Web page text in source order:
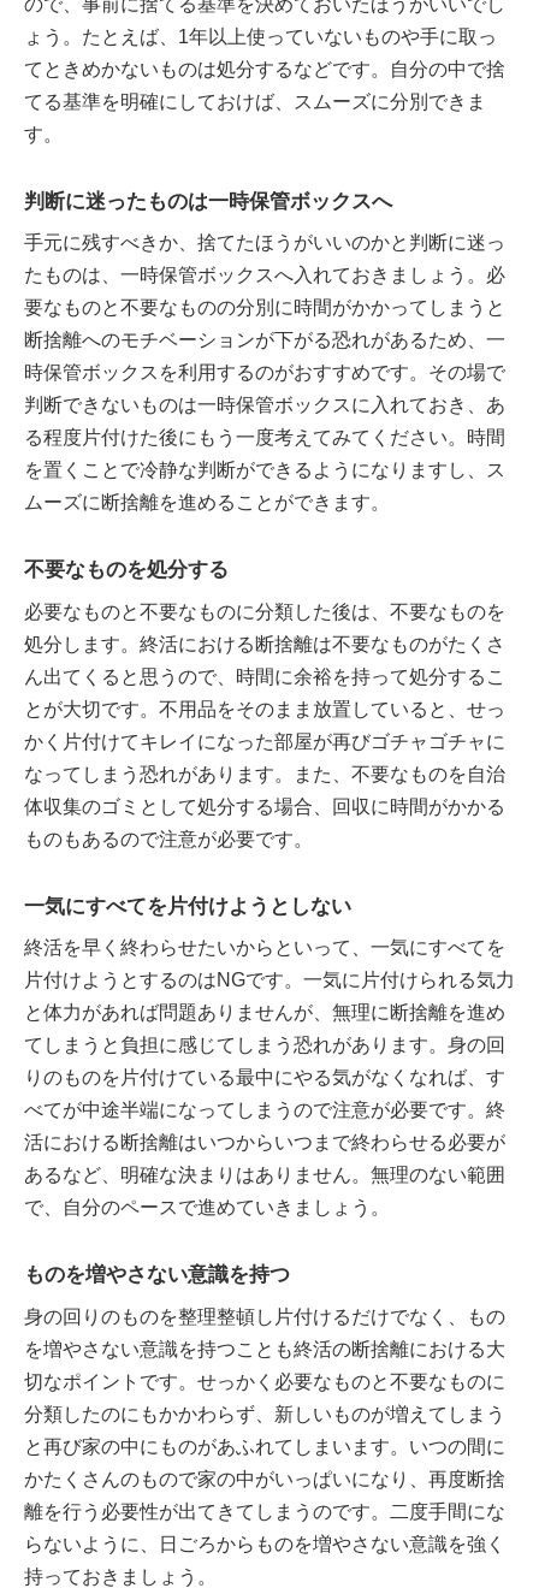
ょう。たとえば、1年以上使っていないものや手に取っ
てときめかないものは処分するなどです。自分の中で捨
てる基準を明確にしておけば、スムーズに分別できま
す。
判断に迷ったものは一時保管ボックスへ
手元に残すべきか、捨てたほうがいいのかと判断に迷っ
たものは、一時保管ボックスへ入れておきましょう。必
要なものと不要なものの分別に時間がかかってしまうと
断捨離へのモチベーションが下がる恐れがあるため、一
時保管ボックスを利用するのがおすすめです。その場で
判断できないものは一時保管ボックスに入れておき、あ
る程度片付けた後にもう一度考えてみてください。時間
を置くことで冷静な判断ができるようになりますし、ス
ムーズに断捨離を進めることができます。
不要なものを処分する
必要なものと不要なものに分類した後は、不要なものを
処分します。終活における断捨離は不要なものがたくさ
ん出てくると思うので、時間に余裕を持って処分するこ
とが大切です。不用品をそのまま放置していると、せっ
かく片付けてキレイになった部屋が再びゴチャゴチャに
なってしまう恐れがあります。また、不要なものを自治
体収集のゴミとして処分する場合、回収に時間がかかる
ものもあるので注意が必要です。
一気にすべてを片付けようとしない
終活を早く終わらせたいからといって、一気にすべてを
片付けようとするのはNGです。一気に片付けられる気力
と体力があれば問題ありませんが、無理に断捨離を進め
てしまうと負担に感じてしまう恐れがあります。身の回
りのものを片付けている最中にやる気がなくなれば、す
べてが中途半端になってしまうので注意が必要です。終
活における断捨離はいつからいつまで終わらせる必要が
あるなど、明確な決まりはありません。無理のない範囲
で、自分のペースで進めていきましょう。
ものを増やさない意識を持つ
身の回りのものを整理整頓し片付けるだけでなく、もの
を増やさない意識を持つことも終活の断捨離における大
切なポイントです。せっかく必要なものと不要なものに
分類したのにもかかわらず、新しいものが増えてしまう
と再び家の中にものがあふれてしまいます。いつの間に
かたくさんのもので家の中がいっぱいになり、再度断捨
離を行う必要性が出てきてしまうのです。二度手間にな
らないように、日ごろからものを増やさない意識を強く
持っておきましょう。